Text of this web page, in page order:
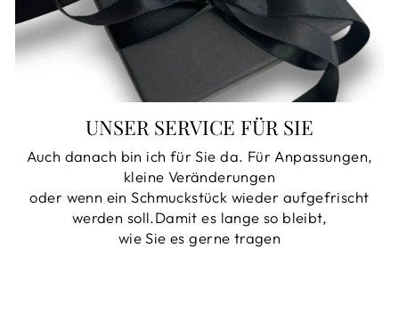
UNSER SERVICE FÜR SIE
Auch danach bin ich für Sie da. Für Anpassungen,
kleine Veränderungen
oder wenn ein Schmuckstück wieder aufgefrischt
werden soll.Damit es lange so bleibt,
wie Sie es gerne tragen